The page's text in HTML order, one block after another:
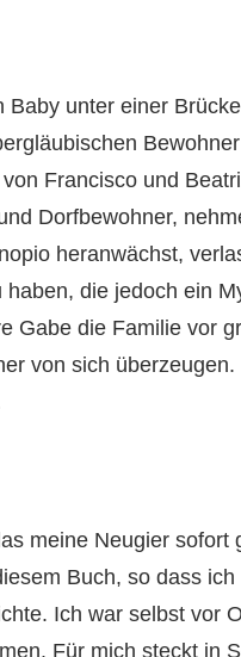
unter einer
Francisco und
Dorfbewohner,
heranwächst,
die jedoch ein
Gabe die Familie vor
von sich
meine Neugier sofort
Buch, so dass
Ich war selbst vor
Für mich steckt in